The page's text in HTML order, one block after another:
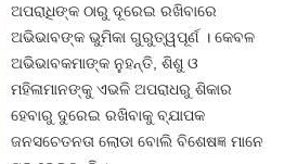
ଅପରାଧିଙ୍କ ଠାରୁ ଦୂରେଇ ରଖିବାରେ
ଅଭିଭାବଙ୍କ ଭୁମିକା ଗୁରୁତ୍ୱପୂର୍ଣ । କେବଳ
ଅଭିଭାବକମାଙ୍କ ନୁହନ୍ତି, ଶିଶୁ ଓ
ମହିଳାମାନଙ୍କୁ ଏଭଳି ଅପରାଧରୁ ଶିକାର
ହେବାରୁ ଦୁରେଇ ରଖିବାକୁ ବ୍ଯାପକ
ଜନସଚେତନତା ଲୋଡା ବୋଲି ବିଶେଷଜ୍ଞ ମାନେ